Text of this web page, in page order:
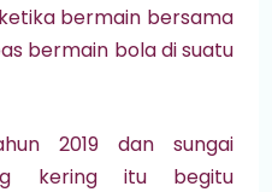
bermain bersama
bermain bola di suatu
2019 dan sungai
kering itu begitu